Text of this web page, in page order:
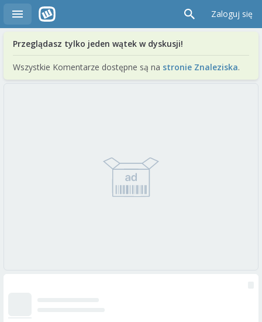
Zaloguj się
Przeglądasz tylko jeden wątek w dyskusji!
Wszystkie Komentarze dostępne są na stronie Znaleziska.